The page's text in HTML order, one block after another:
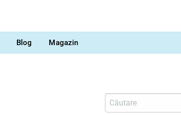
Blog Magazin